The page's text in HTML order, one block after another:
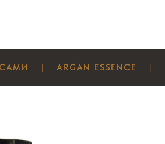
ARGAN ESSENCE